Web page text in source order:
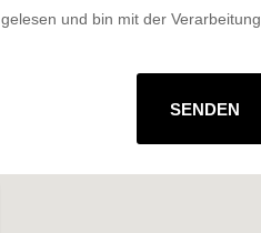
gelesen und bin mit der Verarbeitung
SENDEN